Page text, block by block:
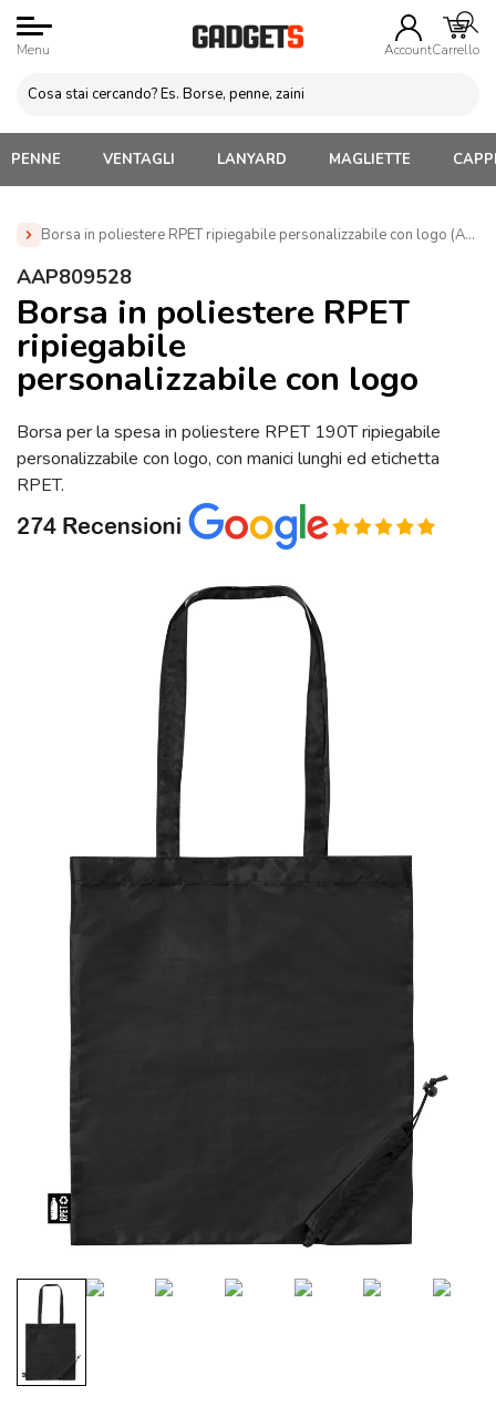
Menu AccountCarrello
PENNE VENTAGLI LANYARD MAGLIETTE
Borsa in poliestere RPET ripiegabile personalizzabile con logo
Home » Borse e Sacche Personalizzate
personalizzabile con logo (AAP809528)
AAP809528
Borsa in poliestere RPET
ripiegabile
personalizzabile con logo
Borsa per la spesa in poliestere RPET 190T ripiegabile
personalizzabile con logo, con manici lunghi ed etichetta
RPET.